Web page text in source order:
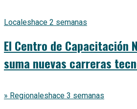
Localeshace 2 semanas
El Centro de Capacitación
suma nuevas carreras
» Regionaleshace 3 semanas